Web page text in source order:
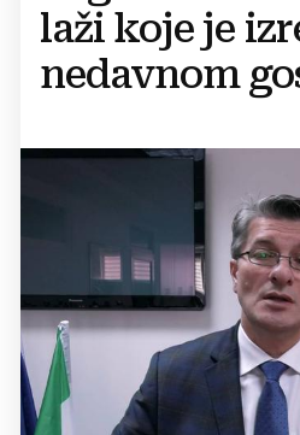
laži koje je
nedavnom